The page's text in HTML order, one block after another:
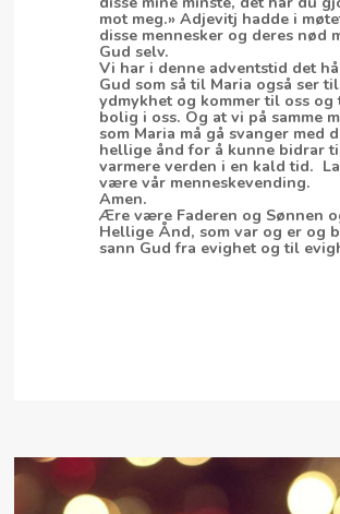
mot meg.» Adjevitj hadde i
disse mennesker og deres nød
Gud selv.
Vi har i denne adventstid det
Gud som så til Maria også ser
ydmykhet og kommer til oss og
bolig i oss. Og at vi på samme
som Maria må gå svanger med
hellige ånd for å kunne bidrar
varmere verden i en kald tid.
være vår menneskevending.
Amen.
Ære være Faderen og Sønnen
Hellige Ånd, som var og er og
sann Gud fra evighet og til